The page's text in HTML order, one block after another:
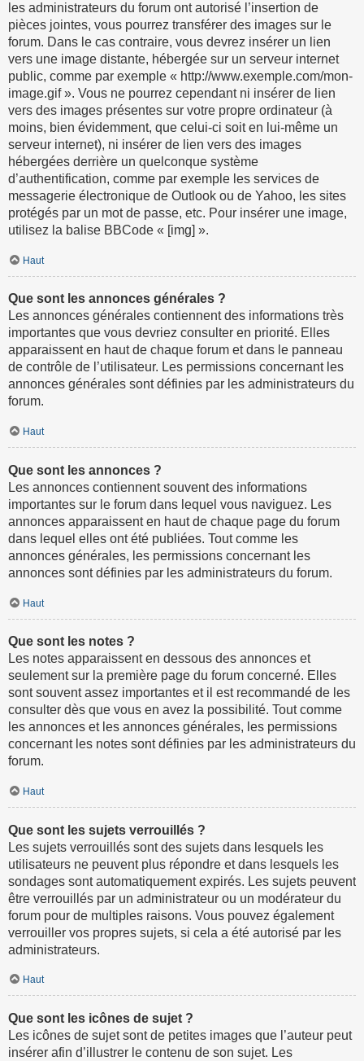
les administrateurs du forum ont autorisé l’insertion de
pièces jointes, vous pourrez transférer des images sur le
forum. Dans le cas contraire, vous devrez insérer un lien
vers une image distante, hébergée sur un serveur internet
public, comme par exemple « http://www.exemple.com/mon-
image.gif ». Vous ne pourrez cependant ni insérer de lien
vers des images présentes sur votre propre ordinateur (à
moins, bien évidemment, que celui-ci soit en lui-même un
serveur internet), ni insérer de lien vers des images
hébergées derrière un quelconque système
d’authentification, comme par exemple les services de
messagerie électronique de Outlook ou de Yahoo, les sites
protégés par un mot de passe, etc. Pour insérer une image,
utilisez la balise BBCode « [img] ».
Haut
Que sont les annonces générales ?
Les annonces générales contiennent des informations très
importantes que vous devriez consulter en priorité. Elles
apparaissent en haut de chaque forum et dans le panneau
de contrôle de l’utilisateur. Les permissions concernant les
annonces générales sont définies par les administrateurs du
forum.
Haut
Que sont les annonces ?
Les annonces contiennent souvent des informations
importantes sur le forum dans lequel vous naviguez. Les
annonces apparaissent en haut de chaque page du forum
dans lequel elles ont été publiées. Tout comme les
annonces générales, les permissions concernant les
annonces sont définies par les administrateurs du forum.
Haut
Que sont les notes ?
Les notes apparaissent en dessous des annonces et
seulement sur la première page du forum concerné. Elles
sont souvent assez importantes et il est recommandé de les
consulter dès que vous en avez la possibilité. Tout comme
les annonces et les annonces générales, les permissions
concernant les notes sont définies par les administrateurs du
forum.
Haut
Que sont les sujets verrouillés ?
Les sujets verrouillés sont des sujets dans lesquels les
utilisateurs ne peuvent plus répondre et dans lesquels les
sondages sont automatiquement expirés. Les sujets peuvent
être verrouillés par un administrateur ou un modérateur du
forum pour de multiples raisons. Vous pouvez également
verrouiller vos propres sujets, si cela a été autorisé par les
administrateurs.
Haut
Que sont les icônes de sujet ?
Les icônes de sujet sont de petites images que l’auteur peut
insérer afin d’illustrer le contenu de son sujet. Les